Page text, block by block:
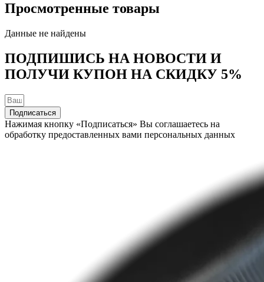
Просмотренные товары
Данные не найдены
ПОДПИШИСЬ НА НОВОСТИ И
ПОЛУЧИ КУПОН НА СКИДКУ 5%
Подписаться
Нажимая кнопку «Подписаться» Вы соглашаетесь на
обработку предоставленных вами персональных данных